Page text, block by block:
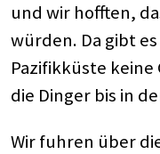
und wir hofften,
würden. Da gibt
Pazifikküste
die Dinger bis in
Wir fuhren über